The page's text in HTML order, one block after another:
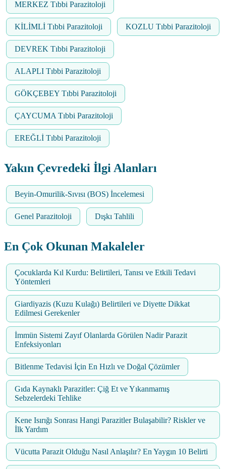
MERKEZ Tıbbi Parazitoloji
KİLİMLİ Tıbbi Parazitoloji KOZLU Tıbbi Parazitoloji
DEVREK Tıbbi Parazitoloji
ALAPLI Tıbbi Parazitoloji
GÖKÇEBEY Tıbbi Parazitoloji
ÇAYCUMA Tıbbi Parazitoloji
EREĞLİ Tıbbi Parazitoloji
Yakın Çevredeki İlgi Alanları
Beyin-Omurilik-Sıvısı (BOS) İncelemesi
Genel Parazitoloji Dışkı Tahlili
En Çok Okunan Makaleler
Çocuklarda Kıl Kurdu: Belirtileri, Tanısı ve Etkili Tedavi
Yöntemleri
Giardiyazis (Kuzu Kulağı) Belirtileri ve Diyette Dikkat
Edilmesi Gerekenler
İmmün Sistemi Zayıf Olanlarda Görülen Nadir Parazit
Enfeksiyonları
Bitlenme Tedavisi İçin En Hızlı ve Doğal Çözümler
Gıda Kaynaklı Parazitler: Çiğ Et ve Yıkanmamış
Sebzelerdeki Tehlike
Kene Isırığı Sonrası Hangi Parazitler Bulaşabilir? Riskler ve
İlk Yardım
Vücutta Parazit Olduğu Nasıl Anlaşılır? En Yaygın 10 Belirti